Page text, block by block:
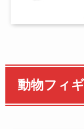
動物フィ